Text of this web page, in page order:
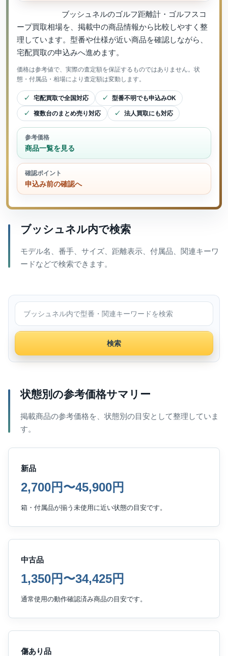
ブッシュネルのゴルフ距離計・ゴルフスコ
ープ買取相場を、掲載中の商品情報から比較しやすく整
理しています。型番や仕様が近い商品を確認しながら、
宅配買取の申込みへ進めます。
価格は参考値で、実際の査定額を保証するものではありません。状
態・付属品・相場により査定額は変動します。
宅配買取で全国対応 型番不明でも申込みOK
複数台のまとめ売り対応 法人買取にも対応
参考価格
商品一覧を見る
確認ポイント
申込み前の確認へ
ブッシュネル内で検索
モデル名、番手、サイズ、距離表示、付属品、関連キーワ
ードなどで検索できます。
ブッシュネル内で検索
検索
状態別の参考価格サマリー
掲載商品の参考価格を、状態別の目安として整理していま
す。
新品
2,700円〜45,900円
箱・付属品が揃う未使用に近い状態の目安です。
中古品
1,350円〜34,425円
通常使用の動作確認済み商品の目安です。
傷あり品